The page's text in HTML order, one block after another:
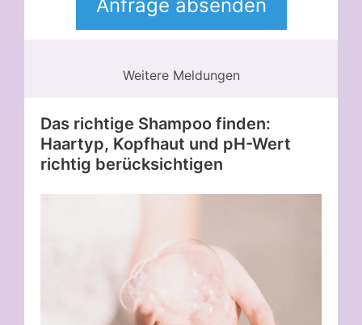
Weitere Meldungen
Das richtige Shampoo finden:
Haartyp, Kopfhaut und pH-Wert
richtig berücksichtigen